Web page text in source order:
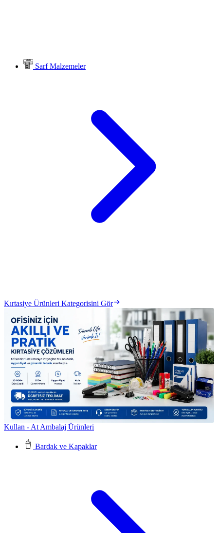
Sarf Malzemeler
Kırtasiye Ürünleri Kategorisini Gör
Kullan - At Ambalaj Ürünleri
Bardak ve Kapaklar